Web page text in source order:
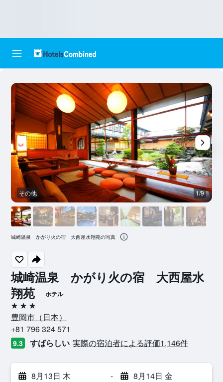
城崎温泉 かがり火の宿 大西屋水
翔苑
ホテル
3つ星
豊岡市​（日本​）​
+81 796 324 571
9.3 すばらしい 実際の宿泊者による評価1,146​件
8月13日 木 - 8月14日 金
その他 1/9
城崎温泉 かがり火の宿 大西屋水翔苑の写真